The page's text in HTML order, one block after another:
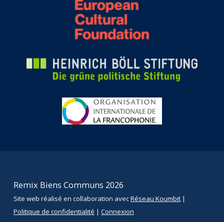
Remix Biens Communs 2026
Site web réalisé en collaboration avecRéseau Koumbit|
Politique de confidentialité | Connexion